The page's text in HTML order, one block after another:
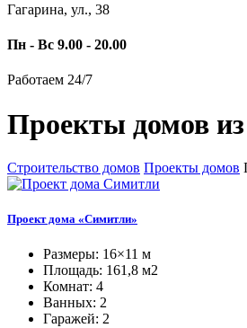
Гагарина, ул., 38
Пн - Вс 9.00 - 20.00
Работаем 24/7
Проекты домов
Строительство домов Проекты домов
Проект дома «Симитли»
Размеры: 16×11 м
Площадь: 161,8 м2
Комнат: 4
Ванных: 2
Гаражей: 2